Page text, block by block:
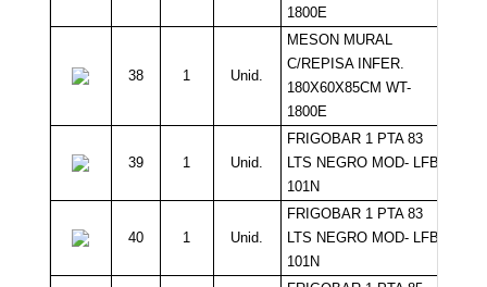
1800E
38 1 Unid.
MESON MURAL
C/REPISA INFER.
180X60X85CM WT-
1800E
39 1 Unid.
FRIGOBAR 1 PTA 83
LTS NEGRO MOD- LFB-
101N
40 1 Unid.
FRIGOBAR 1 PTA 83
LTS NEGRO MOD- LFB-
101N